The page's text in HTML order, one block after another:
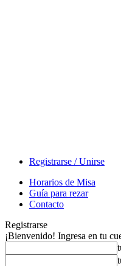
Registrarse / Unirse
Horarios de Misa
Guía para rezar
Contacto
Registrarse
¡Bienvenido! Ingresa en tu